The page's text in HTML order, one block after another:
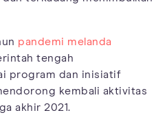
pandemi melanda
tengah
program dan inisiatif
kembali aktivitas
akhir 2021.